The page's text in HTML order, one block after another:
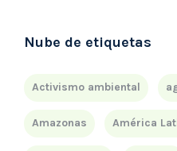
Nube de etiquetas
Activismo ambiental
Amazonas América